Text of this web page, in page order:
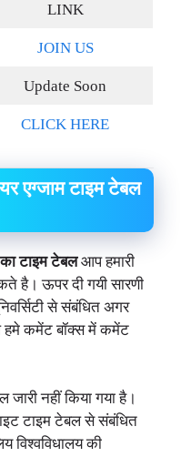
LINK
JOIN US
Update Soon
CLICK HERE
एग्जाम टाइम टेबल
का टाइम टेबलआप हमारी
है। ऊपर दी गयी सारणी
से संबंधित अगर
हमे कमेंट बॉक्स में कमेंट
जारी नहीं किया गया है।
टाइम टेबल से संबंधित
विश्वविधालय की